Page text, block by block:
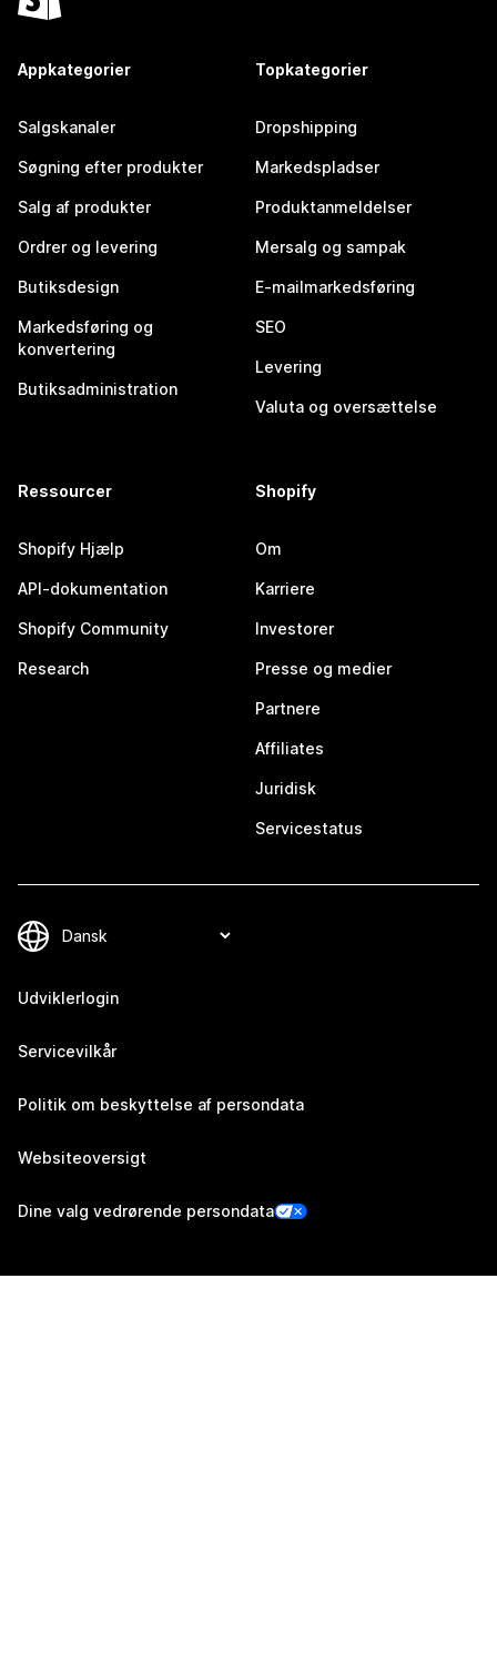
Appkategorier
Salgskanaler
Søgning efter produkter
Salg af produkter
Ordrer og levering
Butiksdesign
Markedsføring og
konvertering
Butiksadministration
Topkategorier
Dropshipping
Markedspladser
Produktanmeldelser
Mersalg og sampak
E-mailmarkedsføring
SEO
Levering
Valuta og oversættelse
Ressourcer
Shopify Hjælp
API-dokumentation
Shopify Community
Research
Shopify
Om
Karriere
Investorer
Presse og medier
Partnere
Affiliates
Juridisk
Servicestatus
Udviklerlogin
Servicevilkår
Politik om beskyttelse af persondata
Websiteoversigt
Dine valg vedrørende persondata